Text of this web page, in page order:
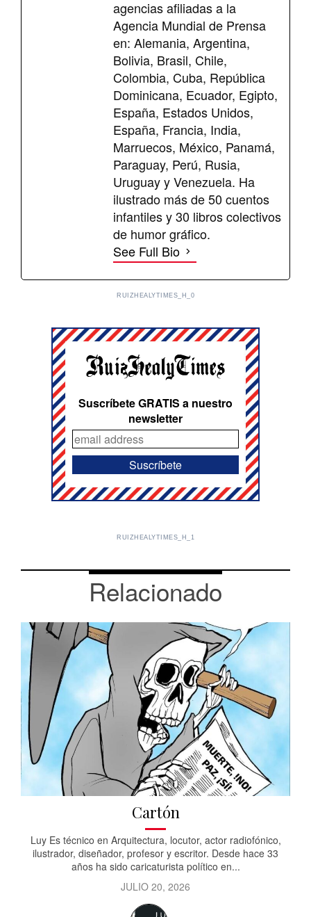
agencias afiliadas a la
Agencia Mundial de Prensa
en: Alemania, Argentina,
Bolivia, Brasil, Chile,
Colombia, Cuba, República
Dominicana, Ecuador, Egipto,
España, Estados Unidos,
España, Francia, India,
Marruecos, México, Panamá,
Paraguay, Perú, Rusia,
Uruguay y Venezuela. Ha
ilustrado más de 50 cuentos
infantiles y 30 libros colectivos
de humor gráfico.
See Full Bio
RUIZHEALYTIMES_H_0
Suscríbete GRATIS a nuestro
newsletter
RUIZHEALYTIMES_H_1
Relacionado
Cartón
Luy Es técnico en Arquitectura, locutor, actor radiofónico,
ilustrador, diseñador, profesor y escritor. Desde hace 33
años ha sido caricaturista político en...
JULIO 20, 2026